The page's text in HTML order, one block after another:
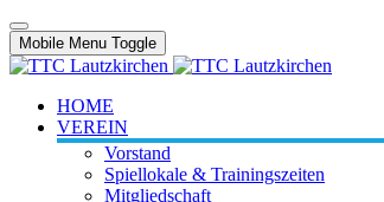
Mobile Menu Toggle
HOME
VEREIN
Vorstand
Spiellokale & Trainingszeiten
Mitgliedschaft